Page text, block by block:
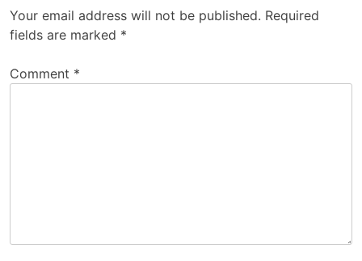
Your email address will not be published. Required
fields are marked *
Comment *